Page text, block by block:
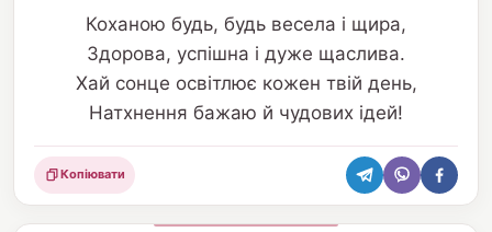
Коханою будь, будь весела і щира,
Здорова, успішна і дуже щаслива.
Хай сонце освітлює кожен твій день,
Натхнення бажаю й чудових ідей!
Поділитися
Копіювати